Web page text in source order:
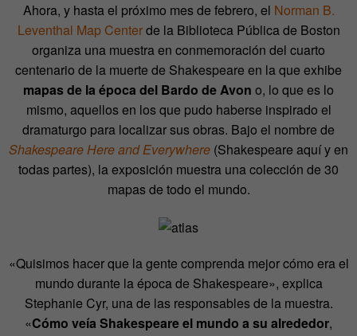
Ahora, y hasta el próximo mes de febrero, el Norman B.
Leventhal Map Centerde la Biblioteca Pública de Boston
organiza una muestra en conmemoración del cuarto
centenario de la muerte de Shakespeare en la que exhibe
mapas de la época del Bardo de Avon o, lo que es lo
mismo, aquellos en los que pudo haberse inspirado el
dramaturgo para localizar sus obras. Bajo el nombre de
Shakespeare Here and Everywhere (Shakespeare aquí y en
todas partes), la exposición muestra una colección de 30
mapas de todo el mundo.
«Quisimos hacer que la gente comprenda mejor cómo era el
mundo durante la época de Shakespeare», explica
Stephanie Cyr, una de las responsables de la muestra.
«Cómo veía Shakespeare el mundo a su alrededor,